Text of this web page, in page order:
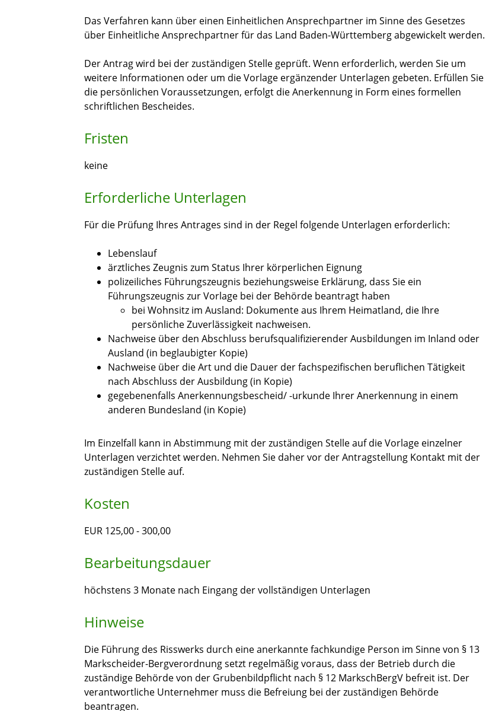
Das Verfahren kann über einen Einheitlichen Ansprechpartner im Sinne des Gesetzes
über Einheitliche Ansprechpartner für das Land Baden-Württemberg abgewickelt werden.
Der Antrag wird bei der zuständigen Stelle geprüft. Wenn erforderlich, werden Sie um
weitere Informationen oder um die Vorlage ergänzender Unterlagen gebeten. Erfüllen Sie
die persönlichen Voraussetzungen, erfolgt die Anerkennung in Form eines formellen
schriftlichen Bescheides.
Fristen
keine
Erforderliche Unterlagen
Für die Prüfung Ihres Antrages sind in der Regel folgende Unterlagen erforderlich:
Lebenslauf
ärztliches Zeugnis zum Status Ihrer körperlichen Eignung
polizeiliches Führungszeugnis beziehungsweise Erklärung, dass Sie ein
Führungszeugnis zur Vorlage bei der Behörde beantragt haben
bei Wohnsitz im Ausland: Dokumente aus Ihrem Heimatland, die Ihre
persönliche Zuverlässigkeit nachweisen.
Nachweise über den Abschluss berufsqualifizierender Ausbildungen im Inland oder
Ausland (in beglaubigter Kopie)
Nachweise über die Art und die Dauer der fachspezifischen beruflichen Tätigkeit
nach Abschluss der Ausbildung (in Kopie)
gegebenenfalls Anerkennungsbescheid/ -urkunde Ihrer Anerkennung in einem
anderen Bundesland (in Kopie)
Im Einzelfall kann in Abstimmung mit der zuständigen Stelle auf die Vorlage einzelner
Unterlagen verzichtet werden. Nehmen Sie daher vor der Antragstellung Kontakt mit der
zuständigen Stelle auf.
Kosten
EUR 125,00 - 300,00
Bearbeitungsdauer
höchstens 3 Monate nach Eingang der vollständigen Unterlagen
Hinweise
Die Führung des Risswerks durch eine anerkannte fachkundige Person im Sinne von § 13
Markscheider-Bergverordnung setzt regelmäßig voraus, dass der Betrieb durch die
zuständige Behörde von der Grubenbildpflicht nach § 12 MarkschBergV befreit ist. Der
verantwortliche Unternehmer muss die Befreiung bei der zuständigen Behörde
beantragen.